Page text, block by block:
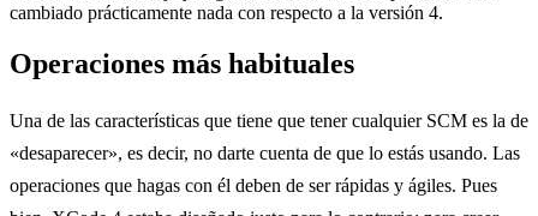
cambiado prácticamente nada con respecto a la versión 4.
Operaciones más habituales
Una de las características que tiene que tener cualquier SCM es la de
«desaparecer», es decir, no darte cuenta de que lo estás usando. Las
operaciones que hagas con él deben de ser rápidas y ágiles. Pues